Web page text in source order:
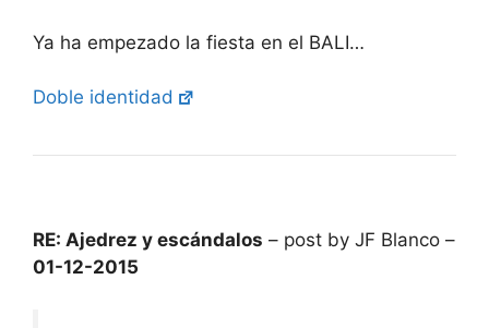
Ya ha empezado la fiesta en el BALI…
Doble identidad
RE: Ajedrez y escándalos – post by JF Blanco –
01-12-2015